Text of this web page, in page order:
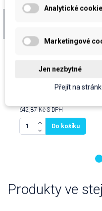
Pap. ručníky v roli,
6ks
531,30 Kč
642,87 KčS DPH
Do košíku
Produkty ve
Analytické
Marketingové
Jen nezbytné
Přejít na